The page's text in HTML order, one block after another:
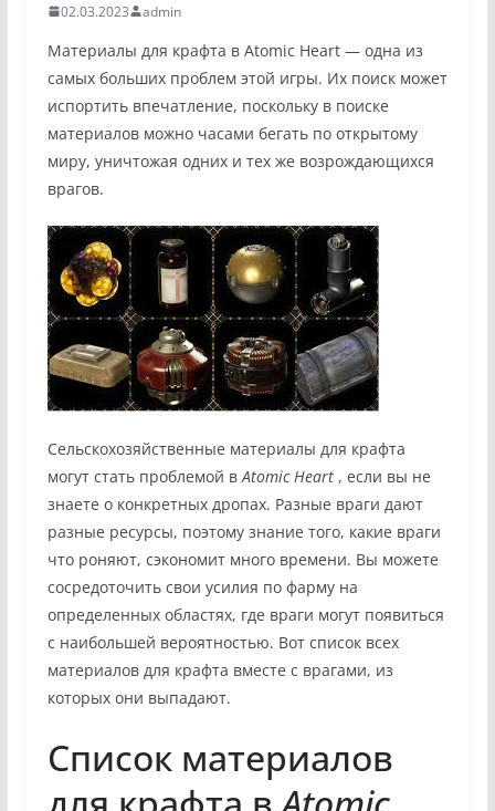
02.03.2023 admin
Материалы для крафта в Atomic Heart — одна из
самых больших проблем этой игры. Их поиск может
испортить впечатление, поскольку в поиске
материалов можно часами бегать по открытому
миру, уничтожая одних и тех же возрождающихся
врагов.
Сельскохозяйственные материалы для крафта
могут стать проблемой вAtomic Heart, если вы не
знаете о конкретных дропах. Разные враги дают
разные ресурсы, поэтому знание того, какие враги
что роняют, сэкономит много времени. Вы можете
сосредоточить свои усилия по фарму на
определенных областях, где враги могут появиться
с наибольшей вероятностью. Вот список всех
материалов для крафта вместе с врагами, из
которых они выпадают.
Список материалов